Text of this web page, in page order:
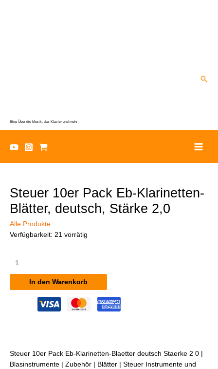
Blog Über die Musik, das Klavier und mehr
Steuer 10er Pack Eb-Klarinetten-
Blätter, deutsch, Stärke 2,0
Alle Produkte
Verfügbarkeit: 21 vorrätig
10er
Eb-
Klarinetten-
Menge
In den Warenkorb
Steuer 10er Pack Eb-Klarinetten-Blaetter deutsch Staerke 2 0 |
Blasinstrumente | Zubehör | Blätter | Steuer Instrumente und